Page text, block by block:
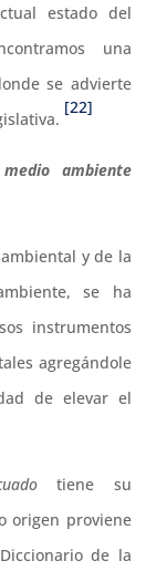
estado del
una
se advierte
[22]
medio ambiente
y de la
se ha
instrumentos
agregándole
de elevar el
tiene su
origen proviene
de la